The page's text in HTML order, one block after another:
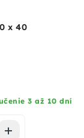
x 40
3 až 10 dní